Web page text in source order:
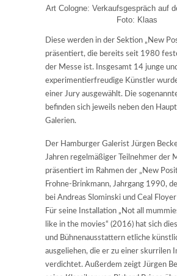
Art Cologne: Verkaufsgespräch auf
Foto: Klaas
Diese werden in der Sektion „New
präsentiert, die bereits seit 1980
der Messe ist. Insgesamt 14 junge
experimentierfreudige Künstler
einer Jury ausgewählt. Die
befinden sich jeweils neben den
Galerien.
Der Hamburger Galerist Jürgen
Jahren regelmäßiger Teilnehmer der
präsentiert im Rahmen der „New
Frohne-Brinkmann, Jahrgang 1990,
bei Andreas Slominski und Ceal
Für seine Installation „Not all
like in the movies“ (2016) hat sich
und Bühnenausstattern etliche
ausgeliehen, die er zu einer skurrilen
verdichtet. Außerdem zeigt Jürgen